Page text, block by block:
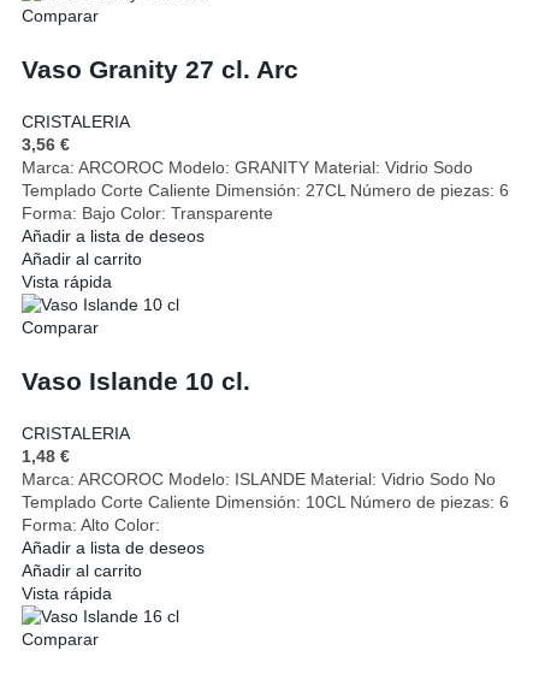
Comparar
Vaso Granity 27 cl. Arc
CRISTALERIA
3,56 €
Marca: ARCOROC Modelo: GRANITY Material: Vidrio Sodo
Templado Corte Caliente Dimensión: 27CL Número de piezas: 6
Forma: Bajo Color: Transparente
Añadir a lista de deseos
Añadir al carrito
Vista rápida
Comparar
Vaso Islande 10 cl.
CRISTALERIA
1,48 €
Marca: ARCOROC Modelo: ISLANDE Material: Vidrio Sodo No
Templado Corte Caliente Dimensión: 10CL Número de piezas: 6
Forma: Alto Color:
Añadir a lista de deseos
Añadir al carrito
Vista rápida
Comparar